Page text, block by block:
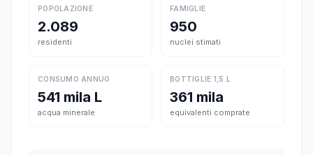
POPOLAZIONE
2.089
residenti
FAMIGLIE
950
nuclei stimati
CONSUMO ANNUO
541 mila L
acqua minerale
BOTTIGLIE 1,5 L
361 mila
equivalenti comprate